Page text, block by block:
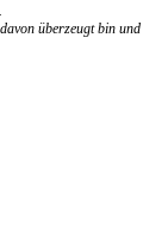
überzeugt bin und